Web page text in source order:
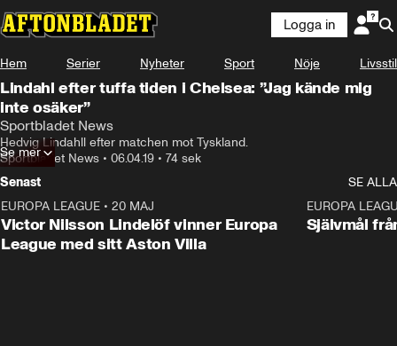
Logga in
Hem Serier Nyheter Sport Nöje Livsstil
Lindahl efter tuffa tiden i Chelsea: ”Jag kände mig
inte osäker”
Sportbladet News
Hedvig Lindahll efter matchen mot Tyskland.
Sportbladet News • 06.04.19 • 74 sek
Se mer
Senast
SE ALLA
EUROPA LEAGUE • 20 MAJ
Victor Nilsson Lindelöf vinner Europa
League med sitt Aston Villa
EUROPA
Självmål